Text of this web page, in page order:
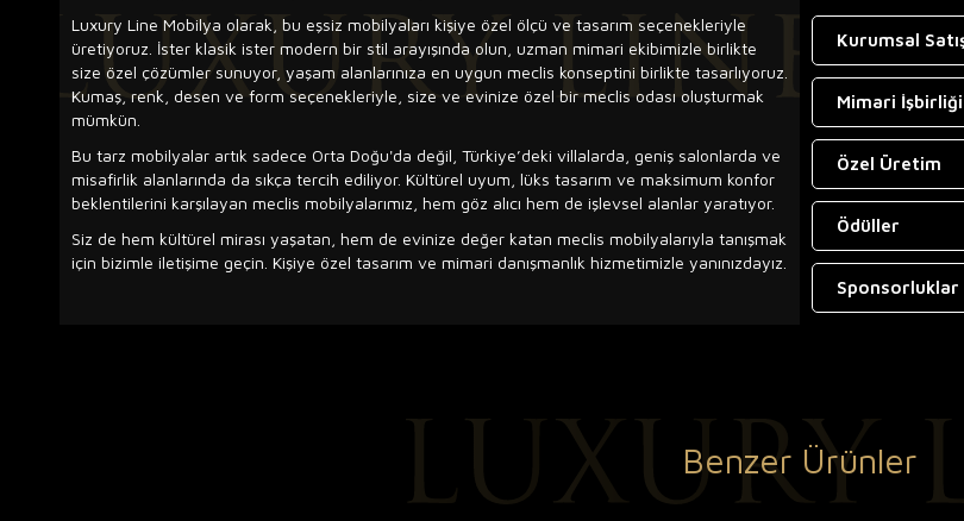
Luxury Line Mobilya olarak, bu eşsiz mobilyaları kişiye özel ölçü ve tasarım seçenekleriyle
üretiyoruz. İster klasik ister modern bir stil arayışında olun, uzman mimari ekibimizle birlikte
size özel çözümler sunuyor, yaşam alanlarınıza en uygun meclis konseptini birlikte tasarlıyoruz.
Kumaş, renk, desen ve form seçenekleriyle, size ve evinize özel bir meclis odası oluşturmak
mümkün.
Bu tarz mobilyalar artık sadece Orta Doğu'da değil, Türkiye’deki villalarda, geniş salonlarda ve
misafirlik alanlarında da sıkça tercih ediliyor. Kültürel uyum, lüks tasarım ve maksimum konfor
beklentilerini karşılayan meclis mobilyalarımız, hem göz alıcı hem de işlevsel alanlar yaratıyor.
Siz de hem kültürel mirası yaşatan, hem de evinize değer katan meclis mobilyalarıyla tanışmak
için bizimle iletişime geçin. Kişiye özel tasarım ve mimari danışmanlık hizmetimizle yanınızdayız.
Kurumsal
Mimari İşbirliği
Özel Üretim
Ödüller
Sponsorluklar
Benzer Ürünler